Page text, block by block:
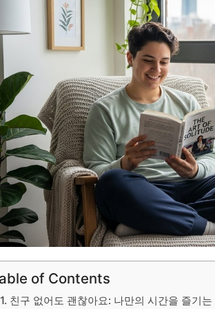
of Contents
1. 친구 없어도 괜찮아요: 나만의 시간을 즐기는